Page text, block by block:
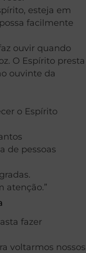
esteja em
facilmente
ouvir quando
O Espírito presta
ouvinte da
o Espírito
de pessoas
atenção.”
fazer
voltarmos nossos